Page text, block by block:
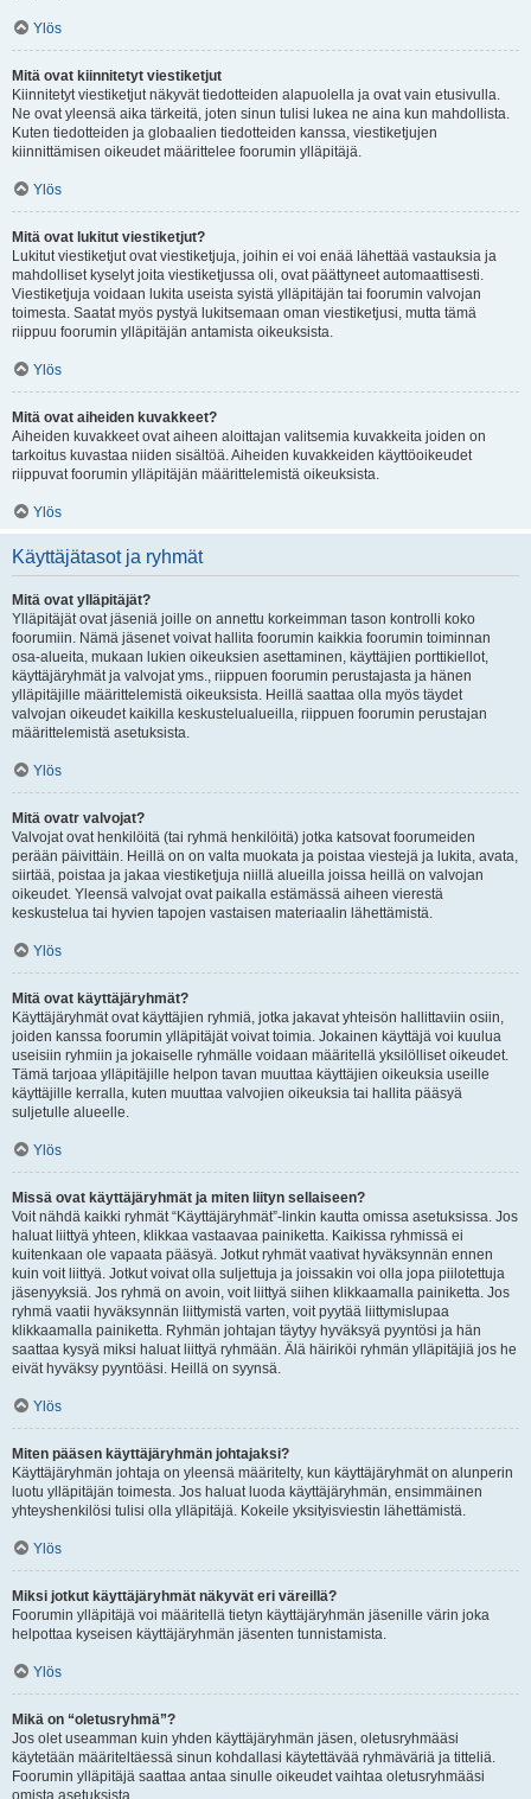
Ylös
Mitä ovat kiinnitetyt viestiketjut
Kiinnitetyt viestiketjut näkyvät tiedotteiden alapuolella ja ovat vain etusivulla.
Ne ovat yleensä aika tärkeitä, joten sinun tulisi lukea ne aina kun mahdollista.
Kuten tiedotteiden ja globaalien tiedotteiden kanssa, viestiketjujen
kiinnittämisen oikeudet määrittelee foorumin ylläpitäjä.
Ylös
Mitä ovat lukitut viestiketjut?
Lukitut viestiketjut ovat viestiketjuja, joihin ei voi enää lähettää vastauksia ja
mahdolliset kyselyt joita viestiketjussa oli, ovat päättyneet automaattisesti.
Viestiketjuja voidaan lukita useista syistä ylläpitäjän tai foorumin valvojan
toimesta. Saatat myös pystyä lukitsemaan oman viestiketjusi, mutta tämä
riippuu foorumin ylläpitäjän antamista oikeuksista.
Ylös
Mitä ovat aiheiden kuvakkeet?
Aiheiden kuvakkeet ovat aiheen aloittajan valitsemia kuvakkeita joiden on
tarkoitus kuvastaa niiden sisältöä. Aiheiden kuvakkeiden käyttöoikeudet
riippuvat foorumin ylläpitäjän määrittelemistä oikeuksista.
Ylös
Käyttäjätasot ja ryhmät
Mitä ovat ylläpitäjät?
Ylläpitäjät ovat jäseniä joille on annettu korkeimman tason kontrolli koko
foorumiin. Nämä jäsenet voivat hallita foorumin kaikkia foorumin toiminnan
osa-alueita, mukaan lukien oikeuksien asettaminen, käyttäjien porttikiellot,
käyttäjäryhmät ja valvojat yms., riippuen foorumin perustajasta ja hänen
ylläpitäjille määrittelemistä oikeuksista. Heillä saattaa olla myös täydet
valvojan oikeudet kaikilla keskustelualueilla, riippuen foorumin perustajan
määrittelemistä asetuksista.
Ylös
Mitä ovatr valvojat?
Valvojat ovat henkilöitä (tai ryhmä henkilöitä) jotka katsovat foorumeiden
perään päivittäin. Heillä on on valta muokata ja poistaa viestejä ja lukita, avata,
siirtää, poistaa ja jakaa viestiketjuja niillä alueilla joissa heillä on valvojan
oikeudet. Yleensä valvojat ovat paikalla estämässä aiheen vierestä
keskustelua tai hyvien tapojen vastaisen materiaalin lähettämistä.
Ylös
Mitä ovat käyttäjäryhmät?
Käyttäjäryhmät ovat käyttäjien ryhmiä, jotka jakavat yhteisön hallittaviin osiin,
joiden kanssa foorumin ylläpitäjät voivat toimia. Jokainen käyttäjä voi kuulua
useisiin ryhmiin ja jokaiselle ryhmälle voidaan määritellä yksilölliset oikeudet.
Tämä tarjoaa ylläpitäjille helpon tavan muuttaa käyttäjien oikeuksia useille
käyttäjille kerralla, kuten muuttaa valvojien oikeuksia tai hallita pääsyä
suljetulle alueelle.
Ylös
Missä ovat käyttäjäryhmät ja miten liityn sellaiseen?
Voit nähdä kaikki ryhmät “Käyttäjäryhmät”-linkin kautta omissa asetuksissa. Jos
haluat liittyä yhteen, klikkaa vastaavaa painiketta. Kaikissa ryhmissä ei
kuitenkaan ole vapaata pääsyä. Jotkut ryhmät vaativat hyväksynnän ennen
kuin voit liittyä. Jotkut voivat olla suljettuja ja joissakin voi olla jopa piilotettuja
jäsenyyksiä. Jos ryhmä on avoin, voit liittyä siihen klikkaamalla painiketta. Jos
ryhmä vaatii hyväksynnän liittymistä varten, voit pyytää liittymislupaa
klikkaamalla painiketta. Ryhmän johtajan täytyy hyväksyä pyyntösi ja hän
saattaa kysyä miksi haluat liittyä ryhmään. Älä häiriköi ryhmän ylläpitäjiä jos he
eivät hyväksy pyyntöäsi. Heillä on syynsä.
Ylös
Miten pääsen käyttäjäryhmän johtajaksi?
Käyttäjäryhmän johtaja on yleensä määritelty, kun käyttäjäryhmät on alunperin
luotu ylläpitäjän toimesta. Jos haluat luoda käyttäjäryhmän, ensimmäinen
yhteyshenkilösi tulisi olla ylläpitäjä. Kokeile yksityisviestin lähettämistä.
Ylös
Miksi jotkut käyttäjäryhmät näkyvät eri väreillä?
Foorumin ylläpitäjä voi määritellä tietyn käyttäjäryhmän jäsenille värin joka
helpottaa kyseisen käyttäjäryhmän jäsenten tunnistamista.
Ylös
Mikä on “oletusryhmä”?
Jos olet useamman kuin yhden käyttäjäryhmän jäsen, oletusryhmääsi
käytetään määriteltäessä sinun kohdallasi käytettävää ryhmäväriä ja titteliä.
Foorumin ylläpitäjä saattaa antaa sinulle oikeudet vaihtaa oletusryhmääsi
omista asetuksista.